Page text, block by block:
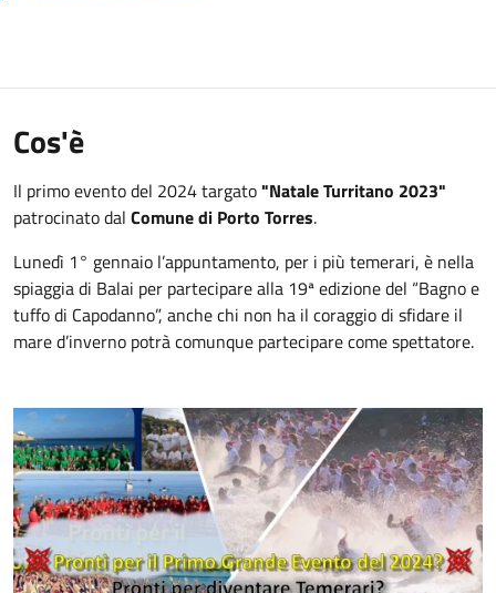
Cos'è
Il primo evento del 2024 targato"Natale Turritano 2023"
patrocinato dal Comune di Porto Torres.
Lunedì 1° gennaio l’appuntamento, per i più temerari, è nella
spiaggia di Balai per partecipare alla 19ª edizione del “Bagno e
tuffo di Capodanno”, anche chi non ha il coraggio di sfidare il
mare d’inverno potrà comunque partecipare come spettatore.